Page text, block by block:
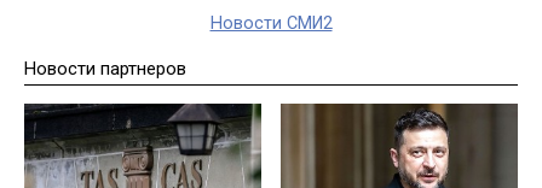
Новости СМИ2
Новости партнеров